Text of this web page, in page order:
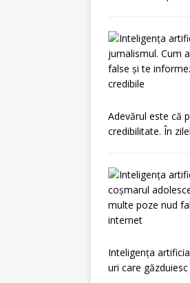
Adevărul este că
credibilitate. În
Inteligența
uri care